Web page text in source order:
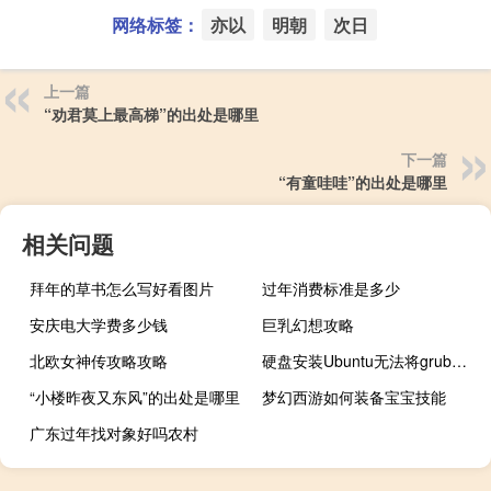
网络标签： 亦以 明朝 次日
上一篇
“劝君莫上最高梯”的出处是哪里
下一篇
“有童哇哇”的出处是哪里
相关问题
拜年的草书怎么写好看图片
过年消费标准是多少
安庆电大学费多少钱
巨乳幻想攻略
北欧女神传攻略攻略
硬盘安装Ubuntu无法将grub安装到/dev/sda（硬盘安装ubuntu）
“小楼昨夜又东风”的出处是哪里
梦幻西游如何装备宝宝技能
广东过年找对象好吗农村